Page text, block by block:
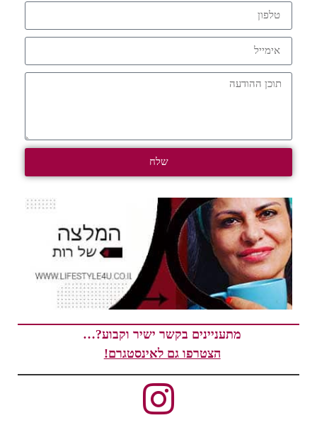
שלח
מתעניינים בקשר ישיר וקבוע?…
הצטרפו גם לאינסטגרם!